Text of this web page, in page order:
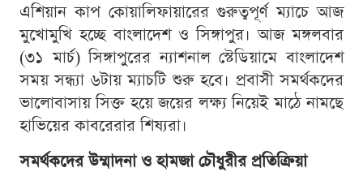
এশিয়ান কাপ কোয়ালিফায়ারের গুরুত্বপূর্ণ ম্যাচে আজ
মুখোমুখি হচ্ছে বাংলাদেশ ও সিঙ্গাপুর। আজ মঙ্গলবার
(৩১ মার্চ) সিঙ্গাপুরের ন্যাশনাল স্টেডিয়ামে বাংলাদেশ
সময় সন্ধ্যা ৬টায় ম্যাচটি শুরু হবে। প্রবাসী সমর্থকদের
ভালোবাসায় সিক্ত হয়ে জয়ের লক্ষ্য নিয়েই মাঠে নামছে
হাভিয়ের কাবরেরার শিষ্যরা।
সমর্থকদের উম্মাদনা ও হামজা চৌধুরীর প্রতিক্রিয়া